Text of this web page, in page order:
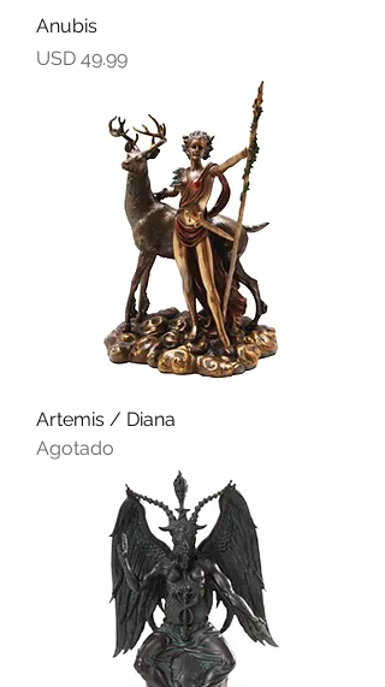
Anubis
Precio
USD 49.99
Artemis / Diana
Agotado